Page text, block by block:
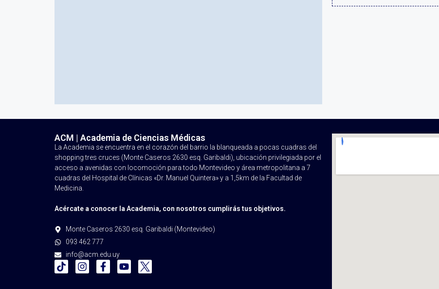
ACM | Academia de Ciencias Médicas
La Academia se encuentra en el corazón del barrio la blanqueada a pocas cuadras del
shopping tres cruces (Monte Caseros 2630 esq. Garibaldi), ubicación privilegiada por el
acceso a avenidas con locomoción para todo Montevideo y área metropolitana a 7
cuadras del Hospital de Clínicas «Dr. Manuel Quintera» y a 1,5km de la Facultad de
Medicina.
Acércate a conocer la Academia, con nosotros cumplirás tus objetivos.
Monte Caseros 2630 esq. Garibaldi (Montevideo)
093 462 777
info@acm.edu.uy